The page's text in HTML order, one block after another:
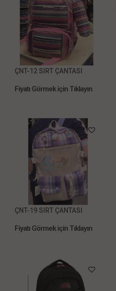
ÇNT-12 SIRT ÇANTASI
Fiyatı Görmek için Tıklayın
ÇNT-19 SIRT ÇANTASI
Fiyatı Görmek için Tıklayın